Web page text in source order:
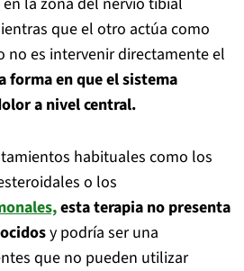
que el otro actúa como
no es intervenir directamente el
forma en que el sistema
a nivel central.
habituales como los
o los
esta terapia no presenta
y podría ser una
que no pueden utilizar